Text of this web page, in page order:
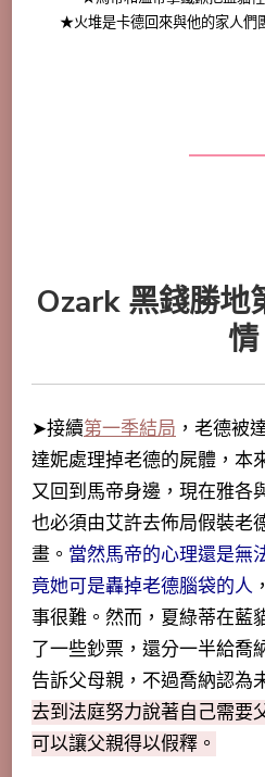
★火堆是卡德回來與他的家人們
Ozark 黑錢勝地
情
➤接續第一季結局 ，老德被
達妮處理掉老德的屍體，本
又回到馬帝身邊，現在雅各
也必須由艾許去佈局假裝老
畫。 當然馬帝的心理還是無
竟她可是轟掉老德腦袋的人
事很難。然而，夏綠蒂在藍
了一些鈔票，還分一半給喬
告訴父母親，不過喬納認為
去到法庭努力說著自己需要
可以讓父親得以假釋。